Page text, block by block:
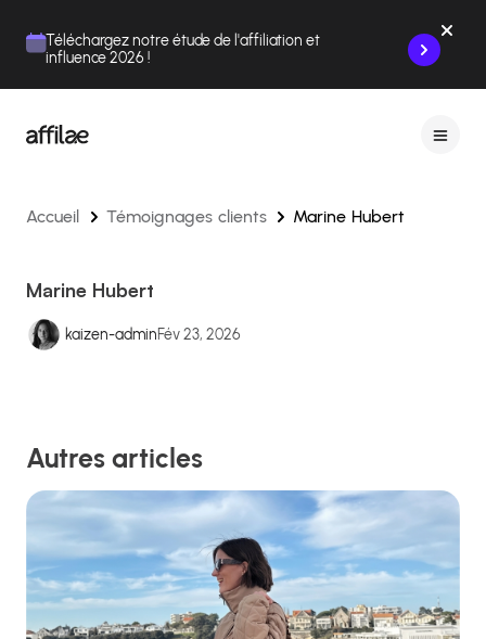
Téléchargez notre étude de l'affiliation et
influence 2026 !
Accueil Témoignages clients Marine Hubert
Marine Hubert
kaizen-adminFév 23, 2026
Autres articles